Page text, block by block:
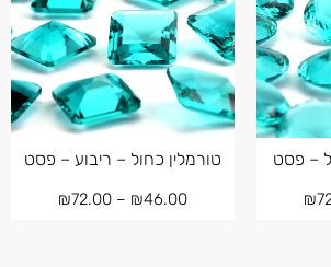
– פסט
₪
טורמלין כחול – ריבוע – פסט
₪46.00
–
₪72.00